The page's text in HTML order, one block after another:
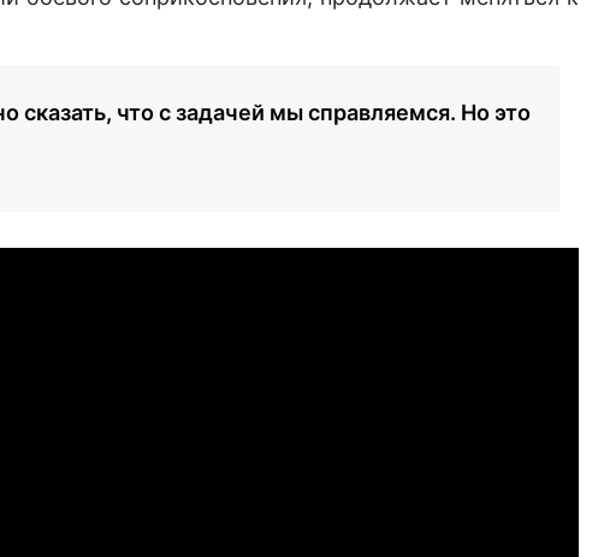
что с задачей мы справляемся. Но это